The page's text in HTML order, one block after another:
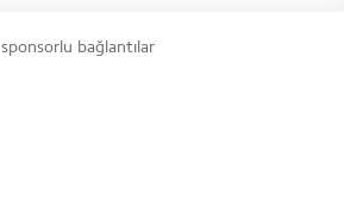
sponsorlu bağlantılar